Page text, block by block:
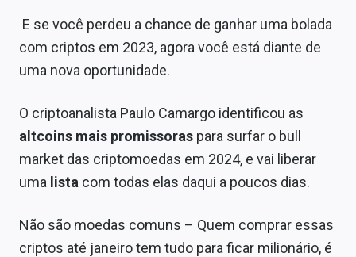
E se você perdeu a chance de ganhar uma bolada
com criptos em 2023, agora você está diante de
uma nova oportunidade.
O criptoanalista Paulo Camargo identificou as
altcoins mais promissoras para surfar o bull
market das criptomoedas em 2024, e vai liberar
uma lista com todas elas daqui a poucos dias.
Não são moedas comuns – Quem comprar essas
criptos até janeiro tem tudo para ficar milionário, é